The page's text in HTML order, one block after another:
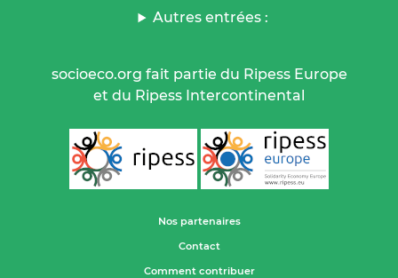
Autres entrées :
socioeco.org fait partie du Ripess Europe
et du Ripess Intercontinental
Nos partenaires
Contact
Comment contribuer